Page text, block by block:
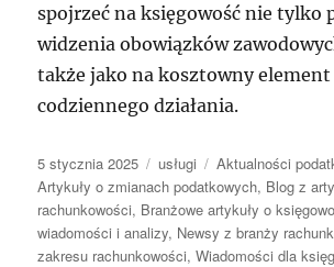
spojrzeć na księgowość nie tylko
widzenia obowiązków
także jako na kosztowny element
codziennego działania.
Data
publikacji
5 stycznia 2025 Kategorie
usługi Tagi
Aktualności
Artykuły o zmianach podatkowych, Blog z
rachunkowości, Branżowe artykuły o
wiadomości i analizy, Newsy z branży
zakresu rachunkowości,Wiadomości dla